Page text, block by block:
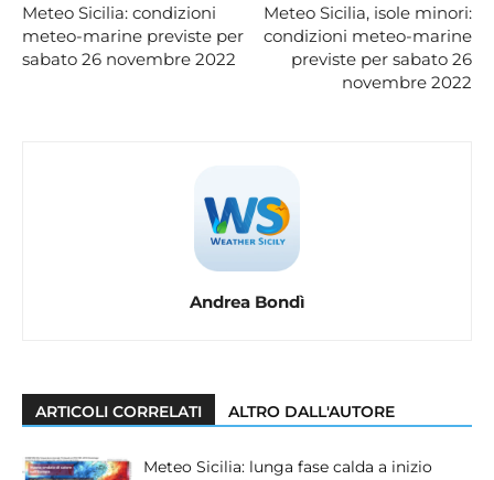
Meteo Sicilia: condizioni
meteo-marine previste per
sabato 26 novembre 2022
Meteo Sicilia, isole minori:
condizioni meteo-marine
previste per sabato 26
novembre 2022
Andrea Bondì
ARTICOLI CORRELATI ALTRO DALL'AUTORE
Meteo Sicilia: lunga fase calda a inizio